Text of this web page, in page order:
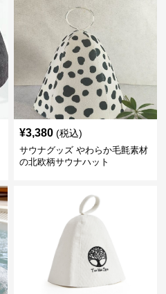
¥3,380 (税込)
サウナグッズ やわらか毛氈素材
の北欧柄サウナハット